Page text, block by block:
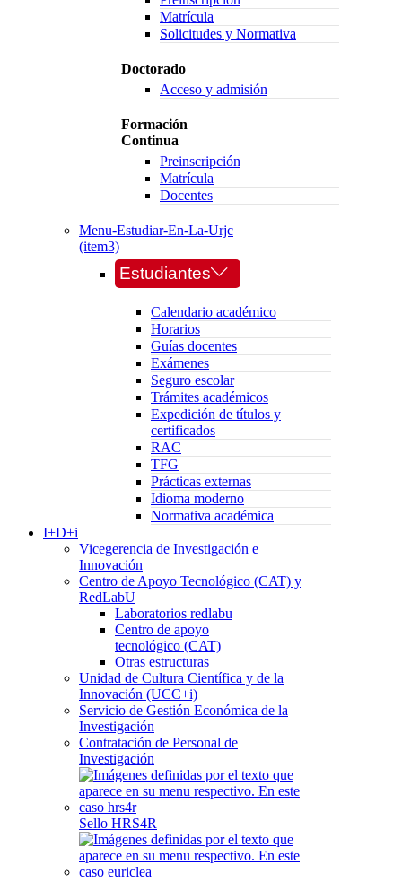
Matrícula
Solicitudes y Normativa
Doctorado
Acceso y admisión
Formación
Continua
Preinscripción
Matrícula
Docentes
Menu-Estudiar-En-La-Urjc
(item3)
Estudiantes
Calendario académico
Horarios
Guías docentes
Exámenes
Seguro escolar
Trámites académicos
Expedición de títulos y
certificados
RAC
TFG
Prácticas externas
Idioma moderno
Normativa académica
I+D+i
Vicegerencia de Investigación e
Innovación
Centro de Apoyo Tecnológico (CAT) y
RedLabU
Laboratorios redlabu
Centro de apoyo
tecnológico (CAT)
Otras estructuras
Unidad de Cultura Científica y de la
Innovación (UCC+i)
Servicio de Gestión Económica de la
Investigación
Contratación de Personal de
Investigación
Sello HRS4R